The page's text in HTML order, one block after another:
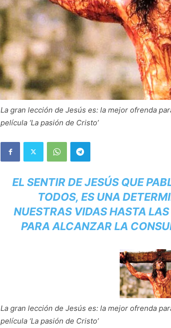
La gran lección de Jesús es: la mejor ofrenda
película ‘La pasión de Cristo’
EL SENTIR DE JESÚS QUE
TODOS, ES UNA
NUESTRAS VIDAS HASTA
PARA ALCANZAR LA
La gran lección de Jesús es: la mejor ofrenda
película ‘La pasión de Cristo’